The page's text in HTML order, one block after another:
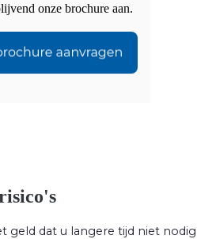
onze brochure aan.
geld dat u langere tijd niet nodig